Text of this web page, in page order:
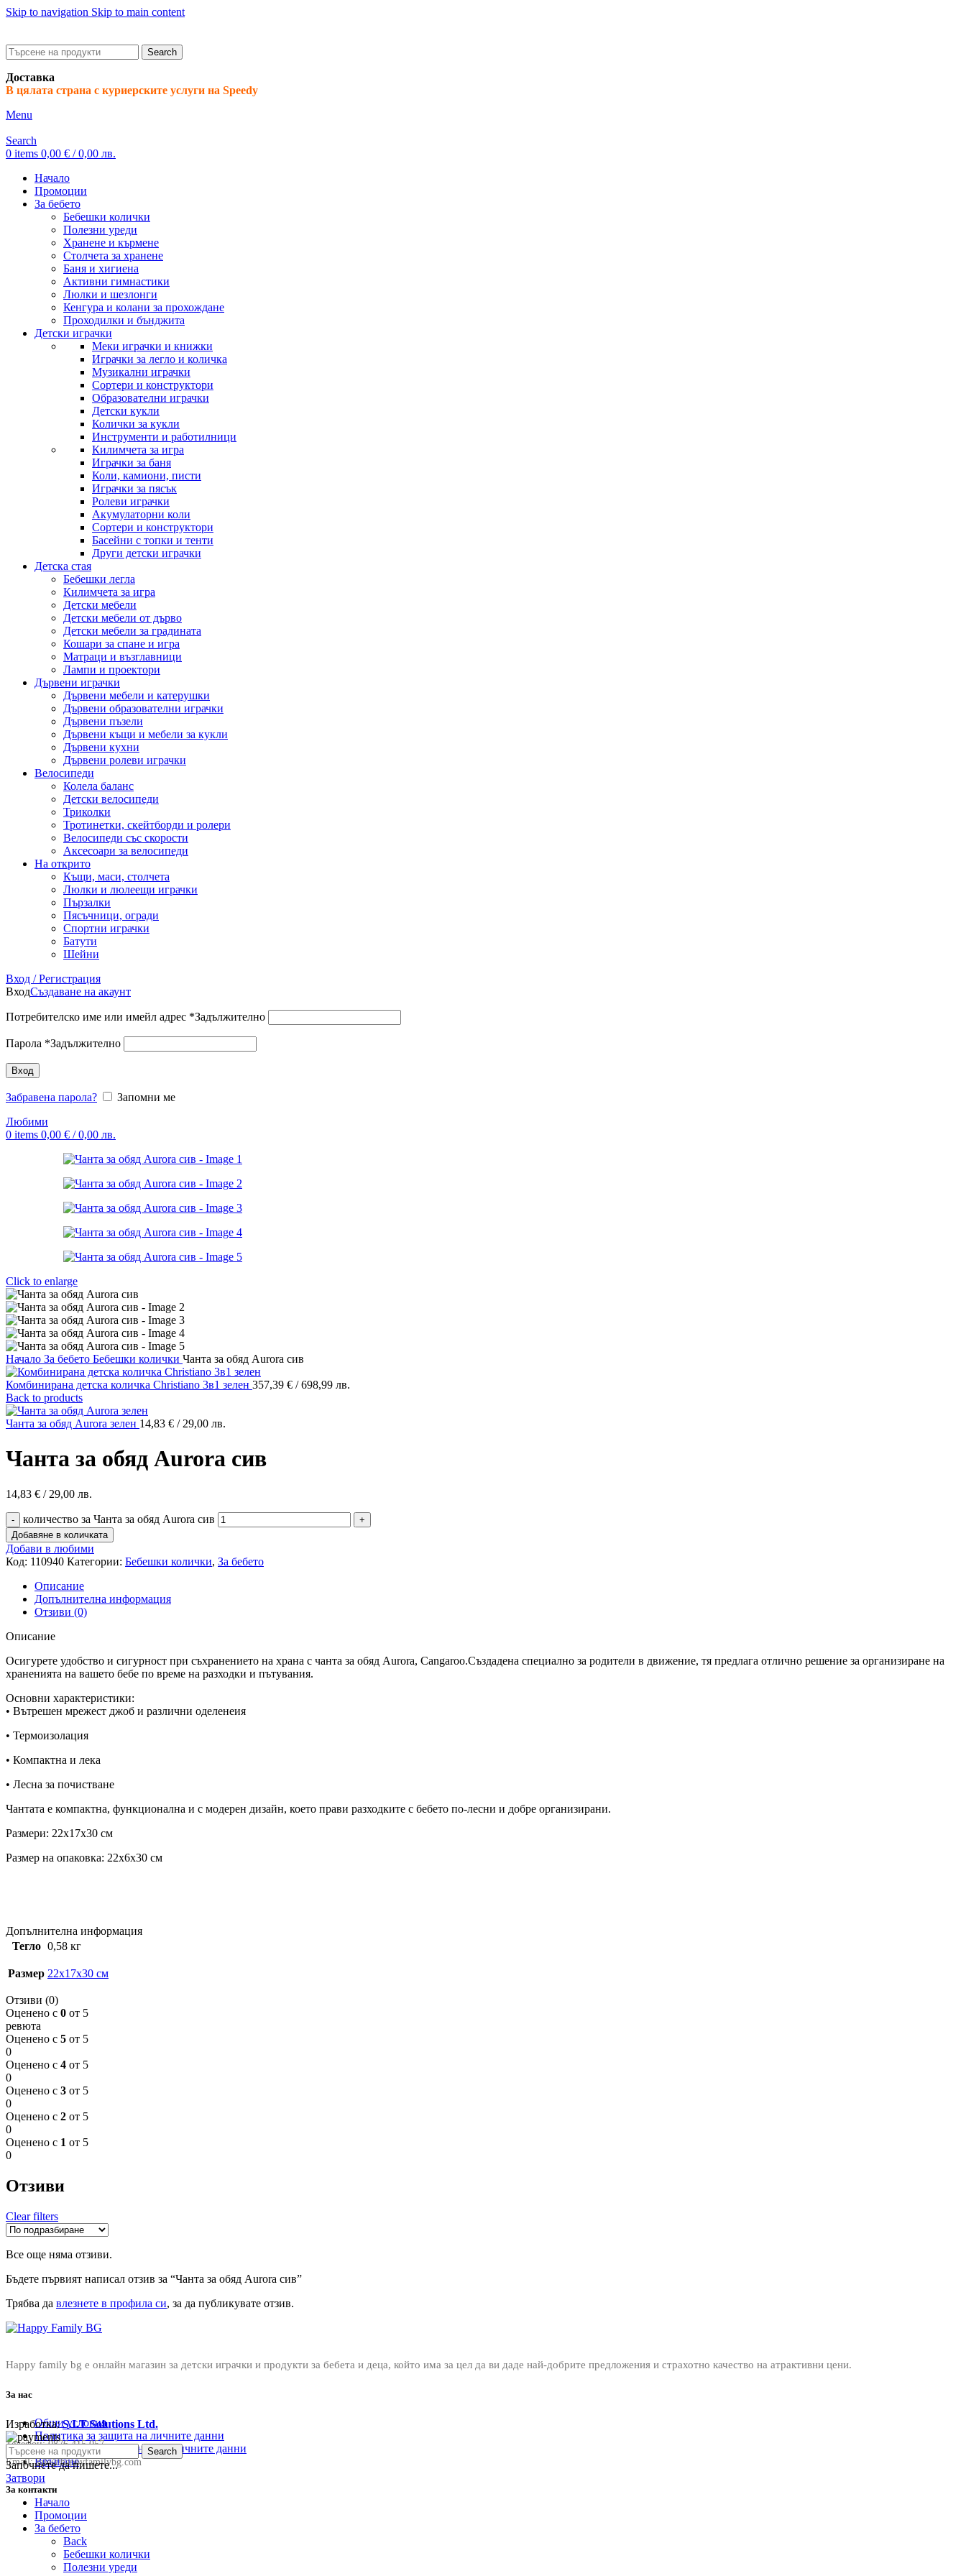
Skip to navigation Skip to main content
Search
Доставка
В цялата страна с куриерските услуги на Speedy
Menu
Search
0 items 0,00 € / 0,00 лв.
Начало
Промоции
За бебето
Бебешки колички
Полезни уреди
Хранене и кърмене
Столчета за хранене
Баня и хигиена
Активни гимнастики
Люлки и шезлонги
Кенгура и колани за прохождане
Проходилки и бънджита
Детски играчки
Меки играчки и книжки
Играчки за легло и количка
Музикални играчки
Сортери и конструктори
Образователни играчки
Детски кукли
Колички за кукли
Инструменти и работилници
Килимчета за игра
Играчки за баня
Коли, камиони, писти
Играчки за пясък
Ролеви играчки
Акумулаторни коли
Сортери и конструктори
Басейни с топки и тенти
Други детски играчки
Детска стая
Бебешки легла
Килимчета за игра
Детски мебели
Детски мебели от дърво
Детски мебели за градината
Кошари за спане и игра
Матраци и възглавници
Лампи и проектори
Дървени играчки
Дървени мебели и катерушки
Дървени образователни играчки
Дървени пъзели
Дървени къщи и мебели за кукли
Дървени кухни
Дървени ролеви играчки
Велосипеди
Колела баланс
Детски велосипеди
Триколки
Тротинетки, скейтборди и ролери
Велосипеди със скорости
Аксесоари за велосипеди
На открито
Къщи, маси, столчета
Люлки и люлеещи играчки
Пързалки
Пясъчници, огради
Спортни играчки
Батути
Шейни
Вход / Регистрация
ВходСъздаване на акаунт
Потребителско име или имейл адрес *Задължително
Парола *Задължително
Вход
Забравена парола?
Запомни ме
Любими
0 items 0,00 € / 0,00 лв.
Click to enlarge
Начало За бебето Бебешки колички Чанта за обяд Aurora сив
Комбинирана детска количка Christiano 3в1 зелен 357,39 € / 698,99 лв.
Back to products
Чанта за обяд Aurora зелен 14,83 € / 29,00 лв.
Чанта за обяд Aurora сив
14,83 € / 29,00 лв.
количество за Чанта за обяд Aurora сив
Добавяне в количката
Добави в любими
Код: 110940 Категории: Бебешки колички, За бебето
Описание
Допълнителна информация
Отзиви (0)
Описание
Осигурете удобство и сигурност при съхранението на храна с чанта за обяд Aurora, Cangaroo.Създадена специално за родители в движение, тя предлага отлично решение за организиране на
храненията на вашето бебе по време на разходки и пътувания.
Основни характеристики:
•​ Вътрешен мрежест джоб и различни оделенеия
• Термоизолация
• Компактна и лека
• Лесна за почистване
Чантата е компактна, функционална и с модерен дизайн, което прави разходките с бебето по-лесни и добре организирани.
Размери: 22x17x30 см
Размер на опаковка: 22x6x30 см
Допълнителна информация
Тегло 0,58 кг
Размер 22x17x30 см
Отзиви (0)
Оценено с 0 от 5
ревюта
Оценено с 5 от 5
0
Оценено с 4 от 5
0
Оценено с 3 от 5
0
Оценено с 2 от 5
0
Оценено с 1 от 5
0
Отзиви
Clear filters
Все още няма отзиви.
Бъдете първият написал отзив за “Чанта за обяд Aurora сив”
Трябва да влезнете в профила си, за да публикувате отзив.
Happy family bg е онлайн магазин за детски играчки и продукти за бебета и деца, който има за цел да ви даде най-добрите предложения и страхотно качество на атрактивни цени.
За нас
Общи условия
Политика за защита на личните данни
Политика за съхранение на личните данни
Връщане
За контакти
Телефон:0876 415 057
Email:sale@happyfamilybg.com
Изработка:S.I.T Solutions Ltd.
Search
Започнете да пишете...
Затвори
Начало
Промоции
За бебето
Back
Бебешки колички
Полезни уреди